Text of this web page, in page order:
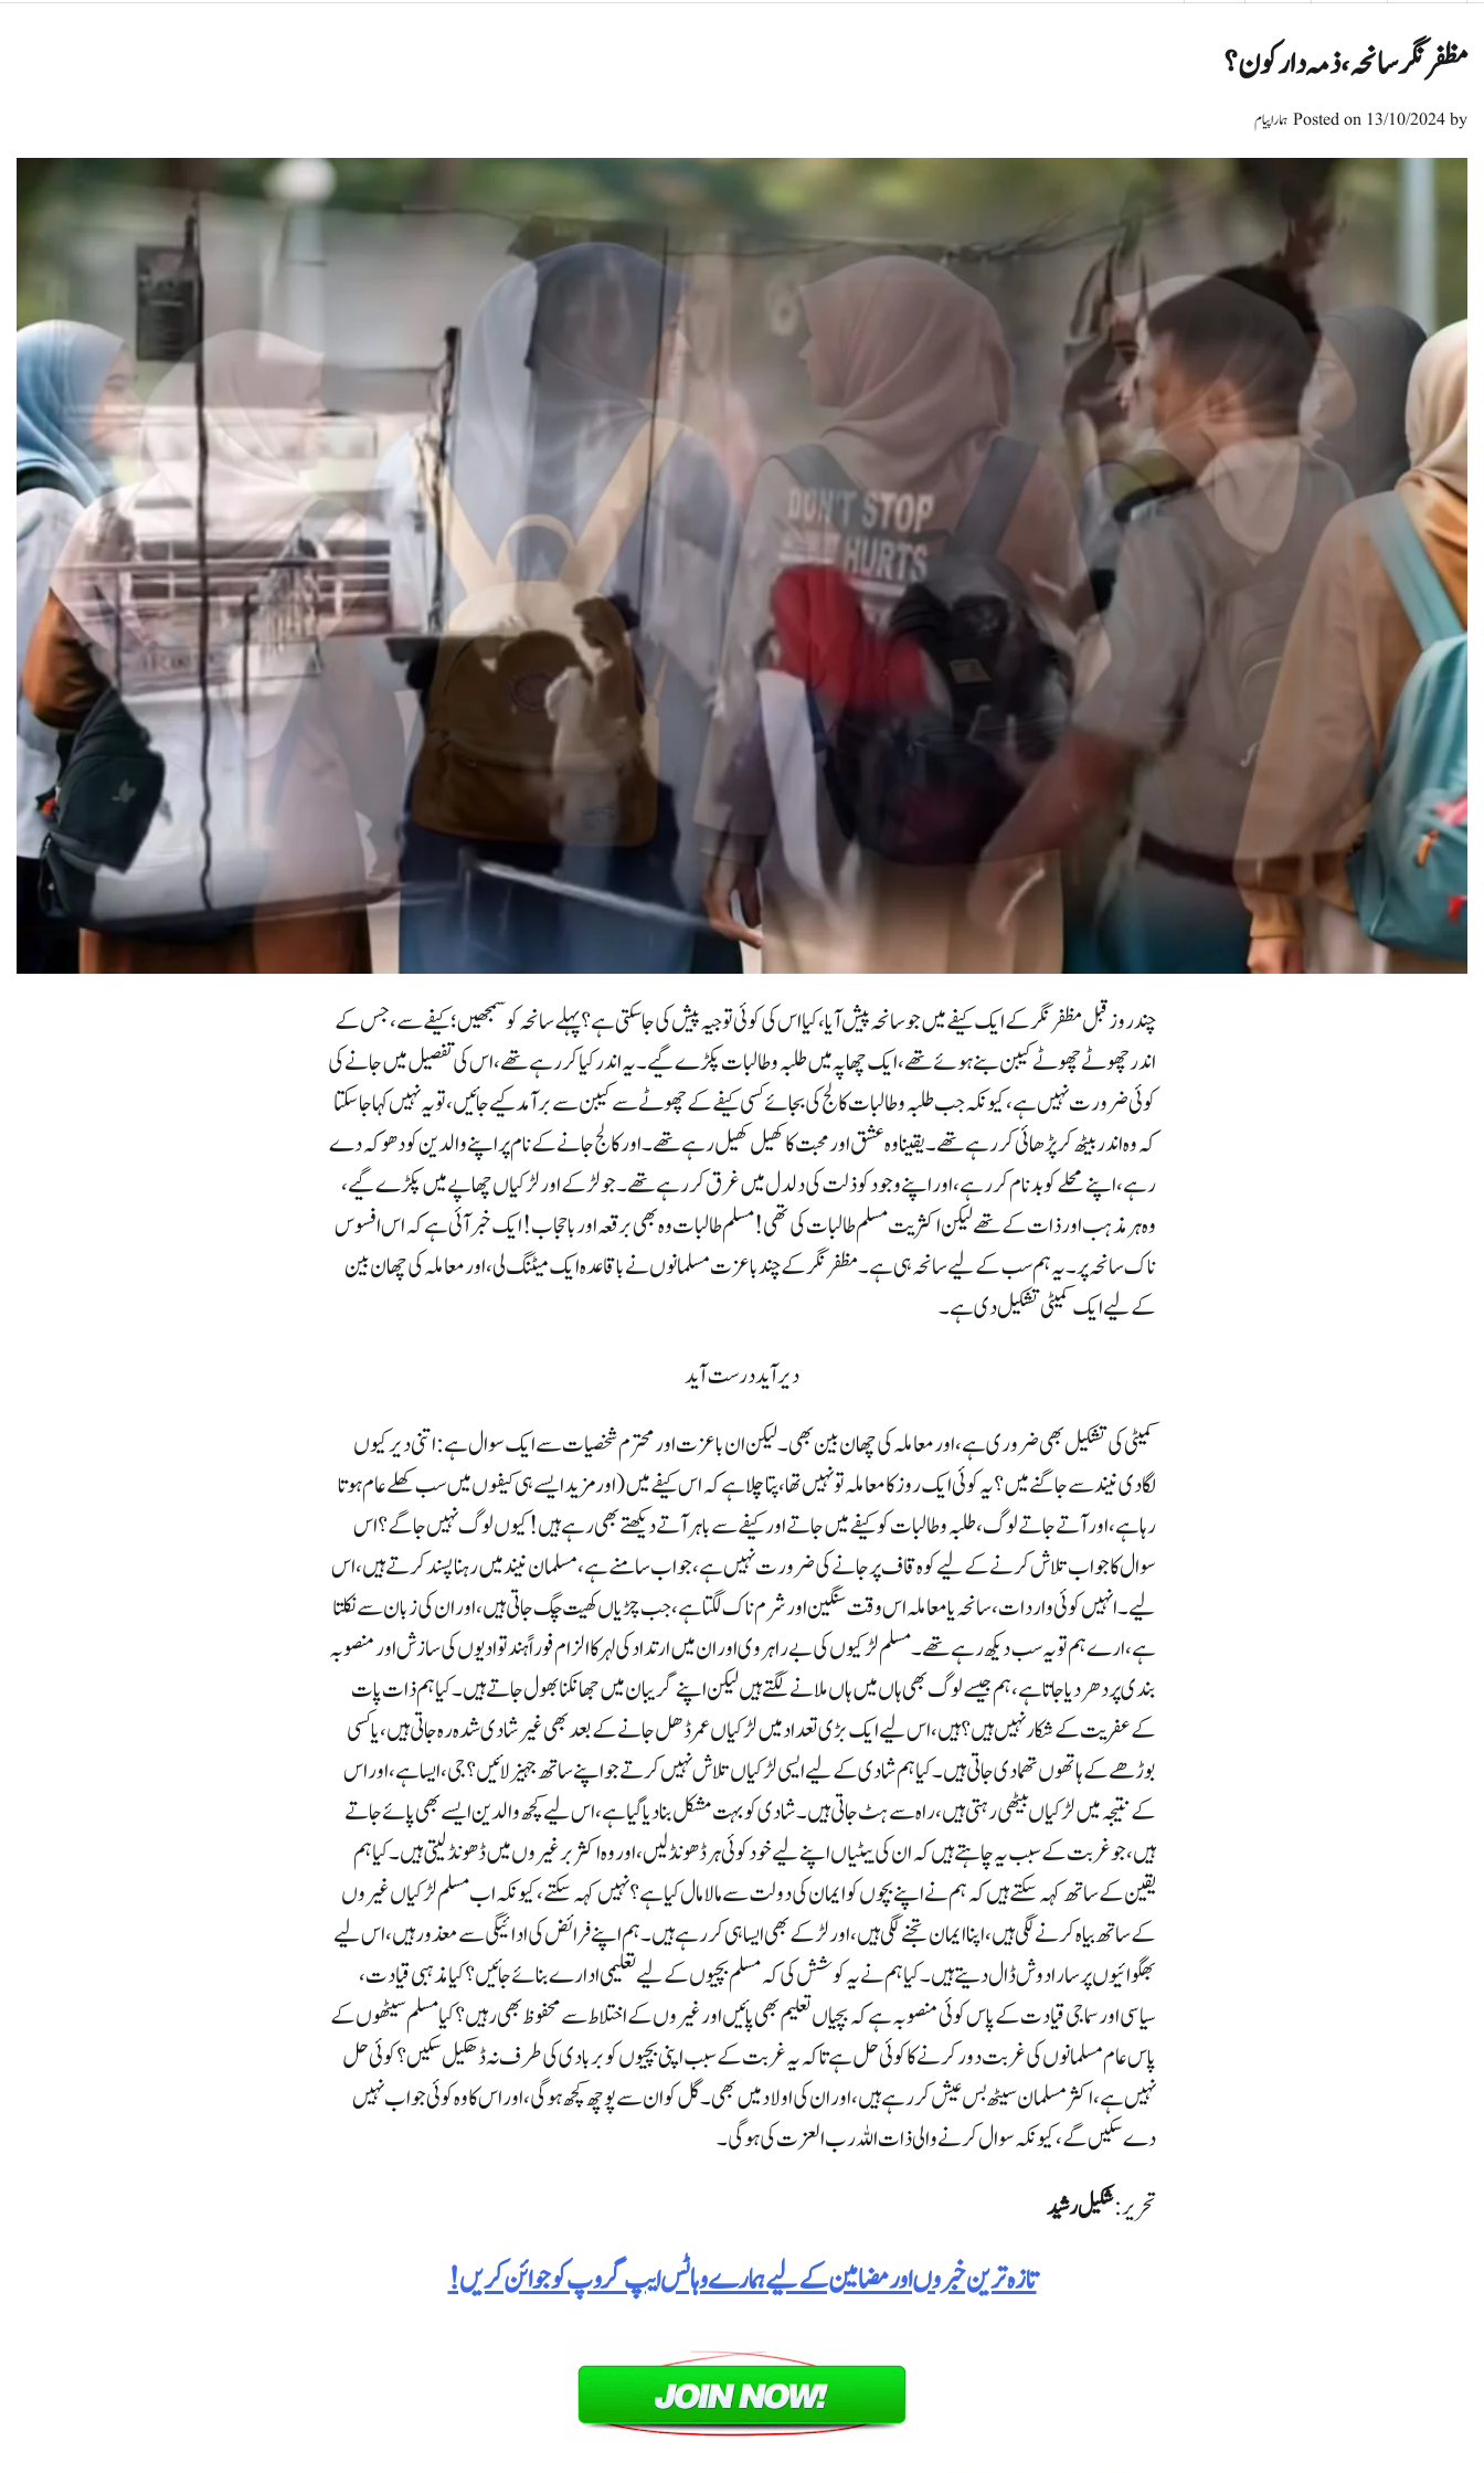
مظفر نگر سانحہ، ذمہ دار کون؟
Posted on 13/10/2024by ہمارا پیام
چند روز قبل مظفر نگر کے ایک کیفے میں جو سانحہ پیش آیا، کیا اس کی کوئی توجیہ پیش کی جاسکتی ہے؟ پہلے سانحہ کو سمجھیں؛ کیفے سے، جس کے
اندر چھوٹے چھوٹے کیبن بنے ہوئے تھے، ایک چھاپہ میں طلبہ و طالبات پکڑے گیے ۔ یہ اندر کیا کر رہے تھے، اس کی تفصیل میں جانے کی
کوئی ضرورت نہیں ہے، کیونکہ جب طلبہ وطالبات کالج کی بجائے کسی کیفے کے چھوٹے سے کیبن سے برآمد کیے جائیں، تو یہ نہیں کہا جا سکتا
کہ وہ اندر بیٹھ کر پڑھائی کر رہے تھے۔ یقینا وہ عشق اور محبت کا کھیل کھیل رہے تھے۔ اور کالج جانے کے نام پر اپنے والدین کو دھوکہ دے
رہے، اپنے محلے کو بد نام کر رہے، اور اپنے وجود کو ذلت کی دلدل میں غرق کر رہے تھے۔ جو لڑکے اور لڑکیاں چھاپے میں پکڑے گیے ،
وہ ہر مذہب اور ذات کے تھے لیکن اکثریت مسلم طالبات کی تھی ! مسلم طالبات وہ بھی برقعہ اور باحجاب! ایک خبر آئی ہے کہ اس افسوس
ناک سانحہ پر۔ یہ ہم سب کے لیے سانحہ ہی ہے۔ مظفر نگر کے چند با عزت مسلمانوں نے با قاعدہ ایک میٹنگ لی ، اور معاملہ کی چھان بین
کے لیے ایک کمیٹی تشکیل دی ہے ۔
دیر آید درست آید
کمیٹی کی تشکیل بھی ضروری ہے ، اور معاملہ کی چھان بین بھی۔ لیکن ان با عزت اور محترم شخصیات سے ایک سوال ہے : اتنی دیر کیوں
لگادی نیند سے جاگنے میں؟ یہ کوئی ایک روز کا معاملہ تو نہیں تھا، پتا چلا ہے کہ اس کیفے میں ( اور مزید ایسے ہی کیفوں میں سب کھلے عام ہوتا
رہا ہے، اور آتے جاتے لوگ، طلبہ وطالبات کو کیفے میں جاتے اور کیفے سے باہر آتے دیکھتے بھی رہے ہیں! کیوں لوگ نہیں جاگے؟ اس
سوال کا جواب تلاش کرنے کے لیے کوہ قاف پر جانے کی ضرورت نہیں ہے، جواب سامنے ہے ، مسلمان نیند میں رہنا پسند کرتے ہیں ، اس
لیے۔ انہیں کوئی واردات ، سانحہ یا معاملہ اس وقت سنگین اور شرم ناک لگتا ہے، جب چڑیاں کھیت چگ جاتی ہیں ، اور ان کی زبان سے نکلتا
ہے ، ارے ہم تو یہ سب دیکھ رہے تھے ۔ مسلم لڑکیوں کی بے راہروی اور ان میں ارتداد کی لہر کا الزام فوراً ہند تو ادیوں کی سازش اور منصوبہ
بندی پر دھر دیا جاتا ہے، ہم جیسے لوگ بھی ہاں میں ہاں ملانے لگتے ہیں لیکن اپنے گریبان میں جھانکنا بھول جاتے ہیں ۔ کیا ہم ذات پات
کے عفریت کے شکار نہیں ہیں؟ ہیں ، اس لیے ایک بڑی تعداد میں لڑکیاں عمر ڈھل جانے کے بعد بھی غیر شادی شدہ رہ جاتی ہیں، یا کسی
بوڑھے کے ہاتھوں تھمادی جاتی ہیں۔ کیا ہم شادی کے لیے ایسی لڑکیاں تلاش نہیں کرتے جو اپنے ساتھ جہیز لائیں؟ جی ، ایسا ہے، اور اس
کے نتیجہ میں لڑکیاں بیٹھی رہتی ہیں، راہ سے ہٹ جاتی ہیں۔ شادی کو بہت مشکل بنا دیا گیا ہے، اس لیے کچھ والدین ایسے بھی پائے جاتے
ہیں، جو غربت کے سبب یہ چاہتے ہیں کہ ان کی بیٹیاں اپنے لیے خود کوئی ہر ڈھونڈ لیں، اور وہ اکثر بر غیروں میں ڈھونڈ لیتی ہیں۔ کیا ہم
یقین کے ساتھ کہہ سکتے ہیں کہ ہم نے اپنے بچوں کو ایمان کی دولت سے مالا مال کیا ہے؟ نہیں کہہ سکتے ، کیونکہ اب مسلم لڑکیاں غیروں
کے ساتھ بیاہ کرنے لگی ہیں، اپنا ایمان تجنے لگی ہیں ، اور لڑکے بھی ایسا ہی کر رہے ہیں ۔ ہم اپنے فرائض کی ادائیگی سے معذور ہیں، اس لیے
بھگوائیوں پر سارا دوش ڈال دیتے ہیں۔ کیا ہم نے یہ کوشش کی کہ مسلم بچیوں کے لیے تعلیمی ادارے بنائے جائیں؟ کیا مذہبی قیادت ،
سیاسی اور سماجی قیادت کے پاس کوئی منصوبہ ہے کہ بچیاں تعلیم بھی پائیں اور غیروں کے اختلاط سے محفوظ بھی رہیں؟ کیا مسلم سیٹھوں کے
پاس عام مسلمانوں کی غربت دور کرنے کا کوئی حل ہے تا کہ یہ غربت کے سبب اپنی بچیوں کو بربادی کی طرف نہ ڈھکیل سکیں؟ کوئی حل
نہیں ہے، اکثر مسلمان سیٹھ بس عیش کر رہے ہیں ، اور ان کی اولاد میں بھی ۔ گل کو ان سے پوچھ کچھ ہوگی ، اور اس کا وہ کوئی جواب نہیں
دے سکیں گے، کیونکہ سوال کرنے والی ذات اللہ رب العزت کی ہوگی۔
تحریر:شکیل رشید
تازہ ترین خبروں اور مضامین کے لیے ہمارے وہاٹس ایپ گروپ کو جوائن کریں!